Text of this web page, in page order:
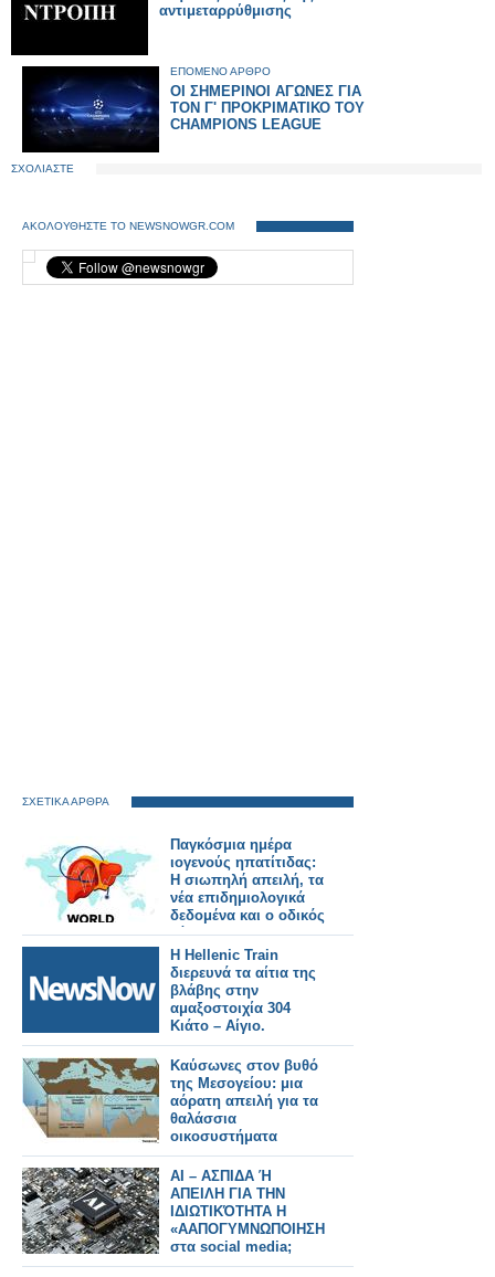
αντιμεταρρύθμισης
ΕΠΟΜΕΝΟ ΑΡΘΡΟ
ΟΙ ΣΗΜΕΡΙΝΟΙ ΑΓΩΝΕΣ ΓΙΑ
ΤΟΝ Γ' ΠΡΟΚΡΙΜΑΤΙΚΟ ΤΟΥ
CHAMPIONS LEAGUE
ΣΧΟΛΙΑΣΤΕ
ΑΚΟΛΟΥΘΗΣΤΕ ΤΟ NEWSNOWGR.COM
ΣΧΕΤΙΚΑ ΑΡΘΡΑ
Παγκόσμια ημέρα
ιογενούς ηπατίτιδας:
Η σιωπηλή απειλή, τα
νέα επιδημιολογικά
δεδομένα και ο οδικός
χάρτης για την
εξάλειψη της νόσου
Η Hellenic Train
διερευνά τα αίτια της
βλάβης στην
αμαξοστοιχία 304
Κιάτο – Αίγιο.
Καύσωνες στον βυθό
της Μεσογείου: μια
αόρατη απειλή για τα
θαλάσσια
οικοσυστήματα
ΑΙ – ΑΣΠΙΔΑ Ή
ΑΠΕΙΛΗ ΓΙΑ ΤΗΝ
ΙΔΙΩΤΙΚΌΤΗΤΑ Η
«ΑΑΠΟΓΥΜΝΩΠΟΙΗΣΗ»
στα social media;